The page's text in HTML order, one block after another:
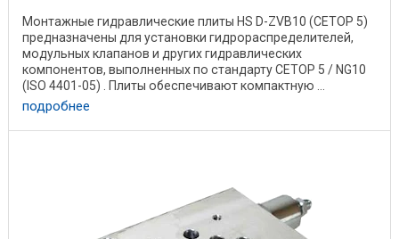
Монтажные гидравлические плиты HS D-ZVB10 (CETOP 5)
предназначены для установки гидрораспределителей,
модульных клапанов и других гидравлических
компонентов, выполненных по стандарту CETOP 5 / NG10
(ISO 4401-05) . Плиты обеспечивают компактную ...
подробнее